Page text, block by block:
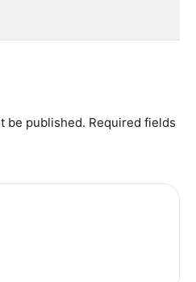
be published. Required fields